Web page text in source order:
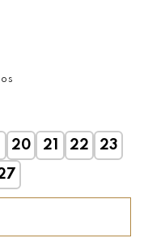
20 21 22
23